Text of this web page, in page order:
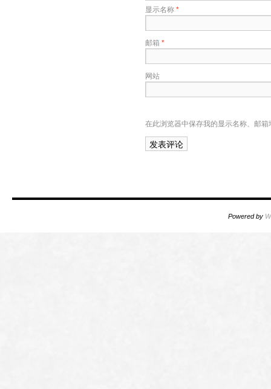
显示名称*
邮箱 *
网站
在此浏览器中保存我的显示名称、邮
Powered by